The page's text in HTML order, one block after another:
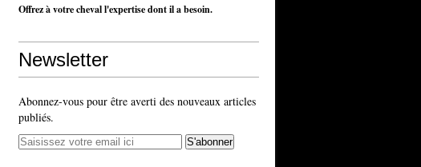
Offrez à votre cheval l'expertise dont il a besoin.
Newsletter
Abonnez-vous pour être averti des nouveaux articles
publiés.